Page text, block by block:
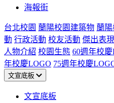
海報街
台北校園 蘭陽校園建築物 蘭
動 行政活動 校友活動 傑出表現
人物介紹 校園生態 60週年校
年校慶LOGO 75週年校慶
文宣底板
文宣底板